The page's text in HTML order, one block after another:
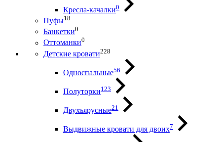
Кресла-качалки0
Пуфы18
Банкетки0
Оттоманки0
Детские кровати228
Односпальные56
Полуторки123
Двухъярусные21
Выдвижные кровати для двоих7